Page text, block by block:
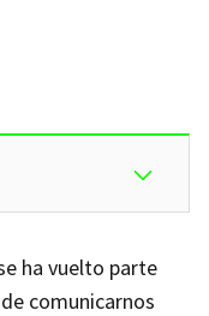
ha vuelto parte
comunicarnos